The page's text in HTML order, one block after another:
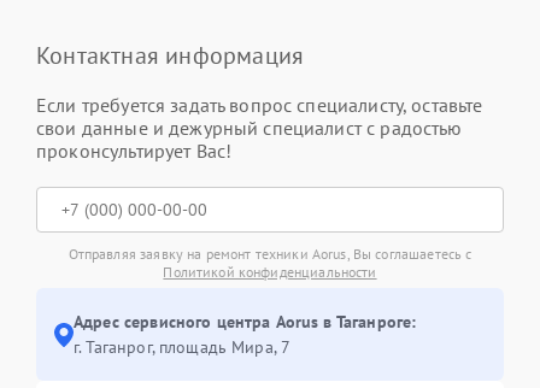
Контактная информация
Если требуется задать вопрос специалисту, оставьте
свои данные и дежурный специалист с радостью
проконсультирует Вас!
Отправляя заявку на ремонт техники Aorus, Вы соглашаетесь с
Политикой конфиденциальности
Адрес сервисного центра Aorus в Таганроге:
г. Таганрог, площадь Мира, 7